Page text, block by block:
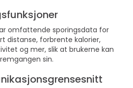
omfattende sporingsdata for
distanse, forbrente kalorier,
og mer, slik at brukerne kan
sin.